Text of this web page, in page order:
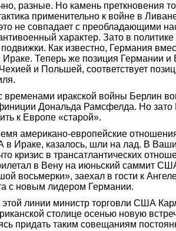
разные. Но камень преткновения
применительно к войне в
не совпадает с преобладающими
характер. Зато в
Как известно, Германия
Теперь же позиция Германии и
и Польшей, соответствует
временами иракской войны Берлин
Дональда Рамсфелда. Но
к Европе «старой».
американо-европейские
Ираке, казалось, шли на лад. В
кризис в трансатлантических
в Вену на июньский саммит
восьмерки», заехал в гости к
с новым лидером Германии.
линии министр торговли США
столице осенью новую
придать таким совещаниям